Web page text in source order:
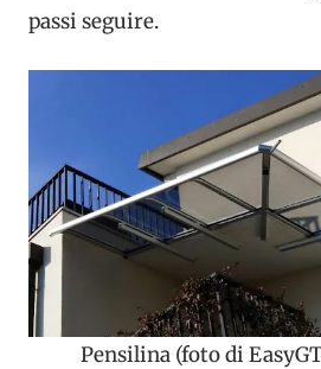
passi seguire.
Pensilina (foto di